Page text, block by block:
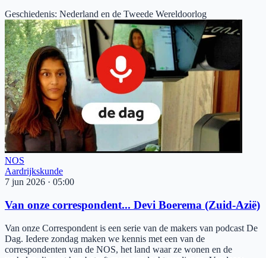
Geschiedenis: Nederland en de Tweede Wereldoorlog
NOS
Aardrijkskunde
7 jun 2026 · 05:00
Van onze correspondent... Devi Boerema (Zuid-Azië)
Van onze Correspondent is een serie van de makers van podcast De
Dag. Iedere zondag maken we kennis met een van de
correspondenten van de NOS, het land waar ze wonen en de